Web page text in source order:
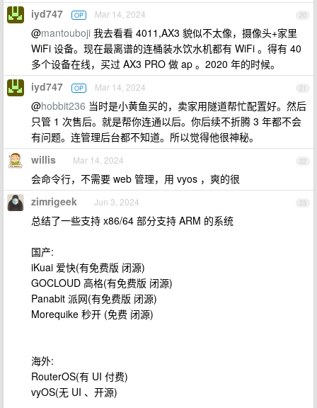
20
iyd747 OP Mar 14, 2024
@mantouboji 我去看看 4011,AX3 貌似不太像，摄像头+家里
WiFi 设备。现在最离谱的连桶装水饮水机都有 WiFi 。得有 40
多个设备在线，买过 AX3 PRO 做 ap 。2020 年的时候。
21
iyd747 OP Mar 14, 2024
@hobbit236 当时是小黄鱼买的，卖家用隧道帮忙配置好。然后
只管 1 次售后。就是帮你连通以后。你后续不折腾 3 年都不会
有问题。连管理后台都不知道。所以觉得他很神秘。
22
willis Mar 14, 2024
会命令行，不需要 web 管理，用 vyos ，爽的很
23
zimrigeek Jun 3, 2024
总结了一些支持 x86/64 部分支持 ARM 的系统
国产:
iKuai 爱快(有免费版 闭源)
GOCLOUD 高格(有免费版 闭源)
Panabit 派网(有免费版 闭源)
Morequike 秒开 (免费 闭源)
海外:
RouterOS(有 UI 付费)
vyOS(无 UI 、开源)